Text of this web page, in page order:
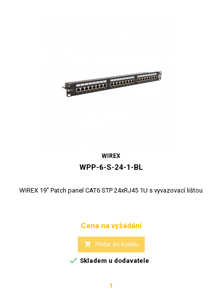
WIREX
WPP-6-S-24-1-BL
WIREX 19" Patch panel CAT6 STP 24xRJ45 1U s vyvazovací lištou
Cena
Cena na vyžádání
 Přidat do košíku
 Skladem u dodavatele
1